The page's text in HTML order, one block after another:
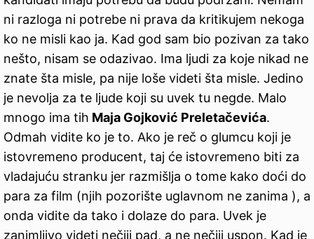
ni razloga ni potrebe ni prava da kritikujem nekoga
ko ne misli kao ja. Kad god sam bio pozivan za tako
nešto, nisam se odazivao. Ima ljudi za koje nikad ne
znate šta misle, pa nije loše videti šta misle. Jedino
je nevolja za te ljude koji su uvek tu negde. Malo
mnogo ima tih Maja Gojković Preletačevića.
Odmah vidite ko je to. Ako je reč o glumcu koji je
istovremeno producent, taj će istovremeno biti za
vladajuću stranku jer razmišlja o tome kako doći do
para za film (njih pozorište uglavnom ne zanima ), a
onda vidite da tako i dolaze do para. Uvek je
zanimljivo videti nečiji pad, a ne nečiji uspon. Kad je